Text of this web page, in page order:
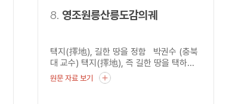
8. 영조원릉산릉도감의궤
택지(擇地), 길한 땅을 정함 박권수 (충북
대 교수) 택지(擇地), 즉 길한 땅을 택하...
원문 자료 보기